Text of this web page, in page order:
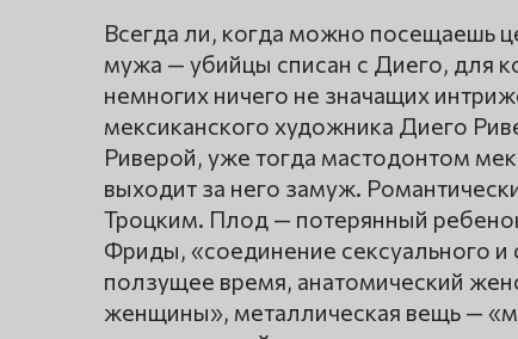
Всегда ли, когда можно посещаешь
мужа — убийцы списан с Диего, для
немногих ничего не значащих
мексиканского художника Диего
Риверой, уже тогда мастодонтом
выходит за него замуж.
Троцким. Плод — потерянный
Фриды, «соединение сексуального и
ползущее время, анатомический
женщины», металлическая вещь —